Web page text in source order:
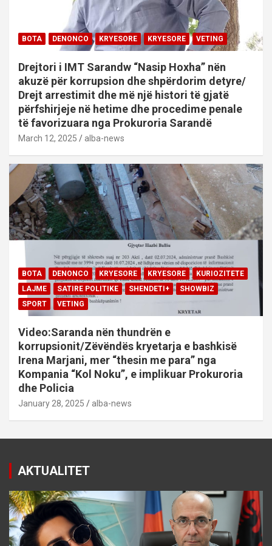
BOTA DENONCO KRYESORE KRYESORE VETING
Drejtori i IMT Sarandw “Nasip Hoxha” nën
akuzë për korrupsion dhe shpërdorim detyre/
Drejt arrestimit dhe më një histori të gjatë
përfshirjeje në hetime dhe procedime penale
të favorizuara nga Prokuroria Sarandë
March 12, 2025 alba-news
BOTA DENONCO KRYESORE KRYESORE
KURIOZITETE
LAJME
SATIRE POLITIKE SHENDETI+
SHOWBIZ
SPORT
VETING
Video:Saranda nën thundrën e
korrupsionit/Zëvëndës kryetarja e bashkisë
Irena Marjani, mer “thesin me para” nga
Kompania “Kol Noku”, e implikuar Prokuroria
dhe Policia
January 28, 2025 alba-news
AKTUALITET